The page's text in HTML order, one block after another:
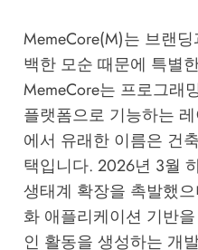
MemeCore(M)는 브랜
백한 모순 때문에 특별
MemeCore는 프로그래
플랫폼으로 기능하는
에서 유래한 이름은 건
택입니다. 2026년 3월
생태계 확장을 촉발했
화 애플리케이션 기반
인 활동을 생성하는 개